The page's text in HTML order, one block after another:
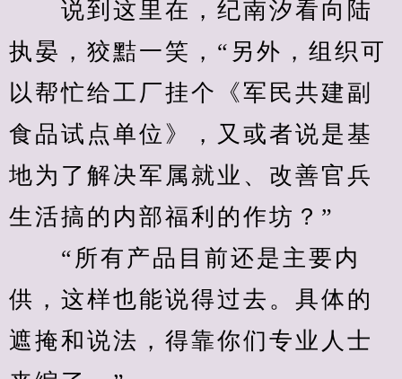
说到这里在，纪南汐看向陆
执晏，狡黠一笑，“另外，组织可
以帮忙给工厂挂个《军民共建副
食品试点单位》，又或者说是基
地为了解决军属就业、改善官兵
生活搞的内部福利的作坊？”
“所有产品目前还是主要内
供，这样也能说得过去。具体的
遮掩和说法，得靠你们专业人士